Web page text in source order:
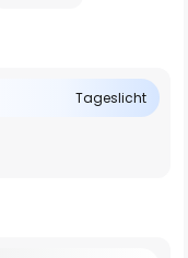
Tageslicht